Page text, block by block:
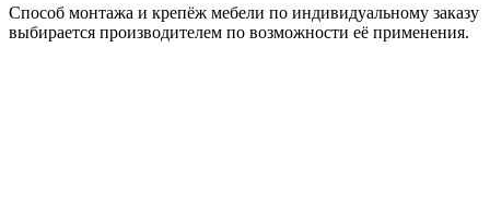
Способ монтажа и крепёж мебели по индивидуальному заказу
выбирается производителем по возможности её применения.